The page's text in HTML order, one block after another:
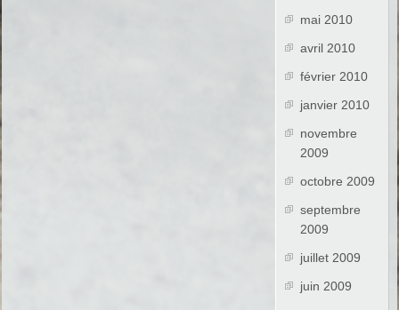
mai 2010
avril 2010
février 2010
janvier 2010
novembre
2009
octobre 2009
septembre
2009
juillet 2009
juin 2009